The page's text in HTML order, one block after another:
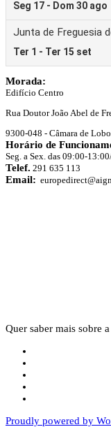
Morada:
Edifício Centro
Rua Doutor João Abel de
9300-048 - Câmara de
Horário de
Seg. a Sex. das 09:00-
Telef. 291 635 113
Email:
Quer saber mais sobre
Proudly powered by